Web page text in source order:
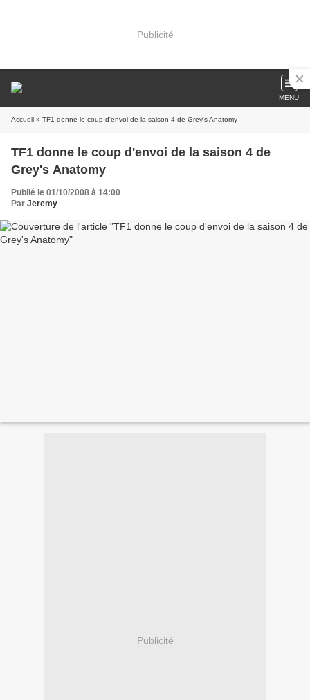
Publicité
MENU
Accueil » TF1 donne le coup d'envoi de la saison 4 de Grey's Anatomy
TF1 donne le coup d'envoi de la saison 4 de
Grey's Anatomy
Publié le 01/10/2008 à 14:00
Par Jeremy
Publicité